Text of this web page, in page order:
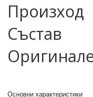
Произход
Състав
Основни характеристики